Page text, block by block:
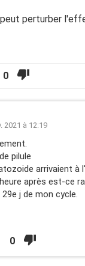
perturber
0
2021 à 12:19
pilule
arrivaient à
après est-ce
j de mon cycle.
0